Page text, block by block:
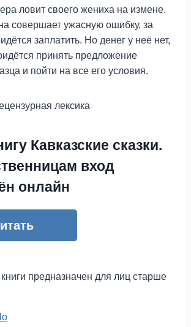
ловит своего жениха на измене.
совершает ужасную ошибку, за
заплатить. Но денег у неё нет,
принять предложение
и пойти на все его условия.
лексика
Кавказские сказки.
вход
онлайн
предназначен для лиц старше